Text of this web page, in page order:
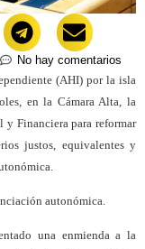
No hay comentarios
(AHI) por la isla
en la Cámara Alta, la
y Financiera para reformar
justos, equivalentes y
autonómica.
una enmienda a la